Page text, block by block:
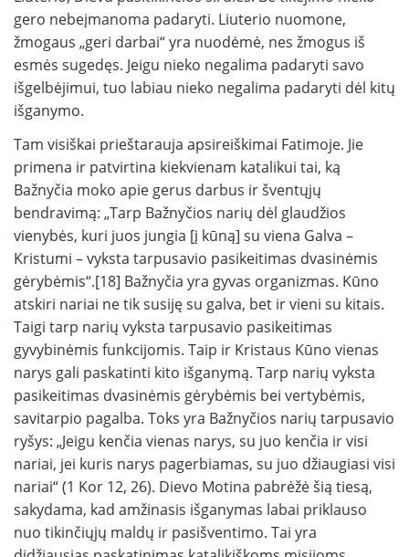
gero nebeįmanoma padaryti. Liuterio nuomone,
žmogaus „geri darbai“ yra nuodėmė, nes žmogus iš
esmės sugedęs. Jeigu nieko negalima padaryti savo
išgelbėjimui, tuo labiau nieko negalima padaryti dėl kitų
išganymo.
Tam visiškai prieštarauja apsireiškimai Fatimoje. Jie
primena ir patvirtina kiekvienam katalikui tai, ką
Bažnyčia moko apie gerus darbus ir šventųjų
bendravimą: „Tarp Bažnyčios narių dėl glaudžios
vienybės, kuri juos jungia [į kūną] su viena Galva –
Kristumi – vyksta tarpusavio pasikeitimas dvasinėmis
gėrybėmis“.[18] Bažnyčia yra gyvas organizmas. Kūno
atskiri nariai ne tik susiję su galva, bet ir vieni su kitais.
Taigi tarp narių vyksta tarpusavio pasikeitimas
gyvybinėmis funkcijomis. Taip ir Kristaus Kūno vienas
narys gali paskatinti kito išganymą. Tarp narių vyksta
pasikeitimas dvasinėmis gėrybėmis bei vertybėmis,
savitarpio pagalba. Toks yra Bažnyčios narių tarpusavio
ryšys: „Jeigu kenčia vienas narys, su juo kenčia ir visi
nariai, jei kuris narys pagerbiamas, su juo džiaugiasi visi
nariai“ (1 Kor 12, 26). Dievo Motina pabrėžė šią tiesą,
sakydama, kad amžinasis išganymas labai priklauso
nuo tikinčiųjų maldų ir pasišventimo. Tai yra